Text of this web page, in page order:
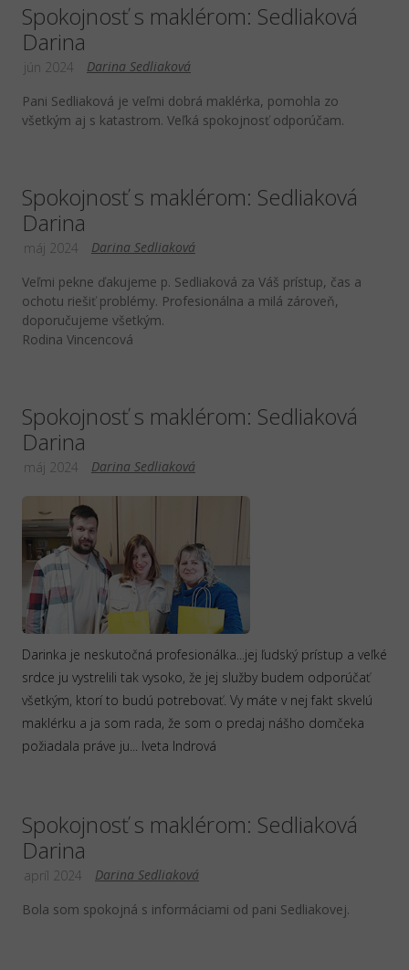
Spokojnosť s maklérom: Sedliaková
Darina
Darina Sedliaková
jún 2024
Pani Sedliaková je veľmi dobrá maklérka, pomohla zo
všetkým aj s katastrom. Veľká spokojnosť odporúčam.
Spokojnosť s maklérom: Sedliaková
Darina
Darina Sedliaková
máj 2024
Veľmi pekne ďakujeme p. Sedliaková za Váš prístup, čas a
ochotu riešiť problémy. Profesionálna a milá zároveň,
doporučujeme všetkým.
Rodina Vincencová
Spokojnosť s maklérom: Sedliaková
Darina
Darina Sedliaková
máj 2024
Darinka je neskutočná profesionálka...jej ľudský prístup a veľké
srdce ju vystrelili tak vysoko, že jej služby budem odporúčať
všetkým, ktorí to budú potrebovať. Vy máte v nej fakt skvelú
maklérku a ja som rada, že som o predaj nášho domčeka
požiadala práve ju... Iveta Indrová
Spokojnosť s maklérom: Sedliaková
Darina
Darina Sedliaková
apríl 2024
Bola som spokojná s informáciami od pani Sedliakovej.